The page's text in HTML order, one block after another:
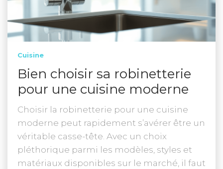
Cuisine
Bien choisir sa robinetterie
pour une cuisine moderne
Choisir la robinetterie pour une cuisine
moderne peut rapidement s’avérer être un
véritable casse-tête. Avec un choix
pléthorique parmi les modèles, styles et
matériaux disponibles sur le marché, il faut